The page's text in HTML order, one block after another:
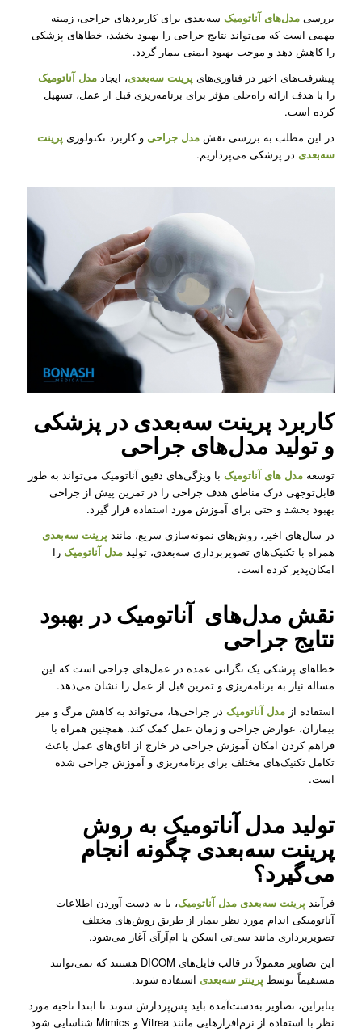
بررسی مدل‌های آناتومیکسه‌بعدی برای کاربردهای جراحی، زمینه
مهمی است که می‌تواند نتایج جراحی را بهبود بخشد، خطاهای پزشکی
را کاهش دهد و موجب بهبود ایمنی بیمار گردد.
پیشرفت‌های اخیر در فناوری‌های پرینت سه‌بعدی، ایجاد مدل آناتومیک
را با هدف ارائه راه‌حلی مؤثر برای برنامه‌ریزی قبل از عمل، تسهیل
کرده است.
در این مطلب به بررسی نقش مدل‌ جراحیو کاربرد تکنولوژی پرینت
سه‌بعدی در پزشکی می‌پردازیم.
کاربرد پرینت سه‌بعدی در پزشکی
و تولید مدل‌های جراحی
توسعه مدل های آناتومیک با ویژگی‌های دقیق آناتومیک می‌تواند به طور
قابل‌توجهی درک مناطق هدف جراحی را در تمرین پیش از جراحی
بهبود بخشد و حتی برای آموزش مورد استفاده قرار گیرد.
در سال‌های اخیر، روش‌های نمونه‌سازی سریع، مانند پرینت سه‌بعدی
همراه با تکنیک‌های تصویربرداری سه‌بعدی، تولید مدل آناتومیک را
امکان‌پذیر کرده است.
نقش مدل‌‌های آناتومیک در بهبود
نتایج جراحی
خطاهای پزشکی یک نگرانی عمده در عمل‌های جراحی است که این
مساله نیاز به برنامه‌ریزی و تمرین قبل از عمل را نشان می‌دهد.
استفاده از مدل آناتومیکدر جراحی‌ها، می‌تواند به کاهش مرگ و میر
بیماران، عوارض جراحی و زمان عمل کمک کند. همچنین همراه با
فراهم کردن امکان آموزش جراحی در خارج از اتاق‌های عمل باعث
تکامل تکنیک‌های مختلف برای برنامه‌ریزی و آموزش جراحی شده
است.
تولید مدل آناتومیک به روش
پرینت سه‌بعدی چگونه انجام
می‌گیرد؟
فرآیند پرینت سه‌بعدی مدل آناتومیک‌، با به دست آوردن اطلاعات
آناتومیکی اندام مورد نظر بیمار از طریق روش‌های مختلف
تصویربرداری مانند سی‌تی اسکن یا ام‌آرآی آغاز می‌شود.
این تصاویر معمولاً در قالب فایل‌های DICOM هستند که نمی‌توانند
مستقیماً توسط پرینتر سه‌بعدی استفاده شوند.
بنابراین، تصاویر به‌دست‌آمده باید پس‌پردازش شوند تا ابتدا ناحیه مورد
نظر با استفاده از نرم‌افزارهایی مانند Vitrea و Mimics شناسایی شود